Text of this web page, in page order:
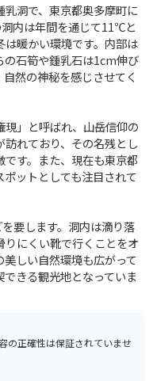
洞で、東京都奥多摩町に
内は年間を通じて11℃と
暖かい環境です。内部は
の石筍や鍾乳石は1cm伸び
然の神秘を感じさせてく
」と呼ばれ、山岳信仰の
れており、その名残とし
す。また、現在も東京都
ットとしても注目されて
要します。洞内は滴り落
にくい靴で行くことをオ
しい自然環境も広がって
きる観光地となっていま
正確性は保証されていませ